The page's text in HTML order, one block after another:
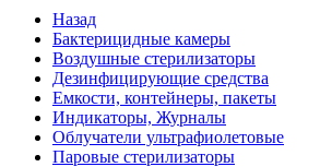
Назад
Бактерицидные камеры
Воздушные стерилизаторы
Дезинфицирующие средства
Емкости, контейнеры, пакеты
Индикаторы, Журналы
Облучатели ультрафиолетовые
Паровые стерилизаторы